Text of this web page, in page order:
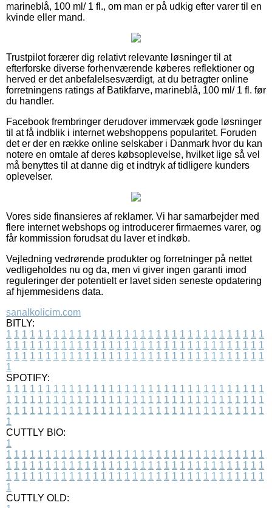
marineblå, 100 ml/ 1 fl., om man er på udkig efter varer til en
kvinde eller mand.
Trustpilot forærer dig relativt relevante løsninger til at
efterforske diverse forhenværende køberes reflektioner og
herved er det anbefalelsesværdigt, at du betragter online
forretningens ratings af Batikfarve, marineblå, 100 ml/ 1 fl. før
du handler.
Facebook frembringer derudover immervæk gode løsninger
til at få indblik i internet webshoppens popularitet. Foruden
det er der en række online selskaber i Danmark hvor du kan
notere en omtale af deres købsoplevelse, hvilket lige så vel
må benyttes til at danne dig et indtryk af tidligere kunders
oplevelser.
Vores side finansieres af reklamer. Vi har samarbejder med
flere internet webshops og introducerer firmaernes varer, og
får kommission forudsat du laver et indkøb.
Vejledning vedrørende produkter og forretninger på nettet
vedligeholdes nu og da, men vi giver ingen garanti imod
reguleringer der potentielt er lavet siden seneste opdatering
af hjemmesidens data.
sanalkolicim.com
BITLY:
1 1 1 1 1 1 1 1 1 1 1 1 1 1 1 1 1 1 1 1 1 1 1 1 1 1 1 1 1 1 1 1 1
1 1 1 1 1 1 1 1 1 1 1 1 1 1 1 1 1 1 1 1 1 1 1 1 1 1 1 1 1 1 1 1 1
1 1 1 1 1 1 1 1 1 1 1 1 1 1 1 1 1 1 1 1 1 1 1 1 1 1 1 1 1 1 1 1 1
1
SPOTIFY:
1 1 1 1 1 1 1 1 1 1 1 1 1 1 1 1 1 1 1 1 1 1 1 1 1 1 1 1 1 1 1 1 1
1 1 1 1 1 1 1 1 1 1 1 1 1 1 1 1 1 1 1 1 1 1 1 1 1 1 1 1 1 1 1 1 1
1 1 1 1 1 1 1 1 1 1 1 1 1 1 1 1 1 1 1 1 1 1 1 1 1 1 1 1 1 1 1 1 1
1
CUTTLY BIO:
1
1 1 1 1 1 1 1 1 1 1 1 1 1 1 1 1 1 1 1 1 1 1 1 1 1 1 1 1 1 1 1 1 1
1 1 1 1 1 1 1 1 1 1 1 1 1 1 1 1 1 1 1 1 1 1 1 1 1 1 1 1 1 1 1 1 1
1 1 1 1 1 1 1 1 1 1 1 1 1 1 1 1 1 1 1 1 1 1 1 1 1 1 1 1 1 1 1 1 1
1
CUTTLY OLD: